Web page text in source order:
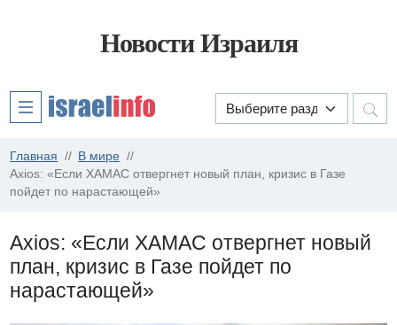
Новости Израиля
Главная
В мире
Axios: «Если ХАМАС отвергнет новый план, кризис в Газе
пойдет по нарастающей»
Axios: «Если ХАМАС отвергнет новый
план, кризис в Газе пойдет по
нарастающей»